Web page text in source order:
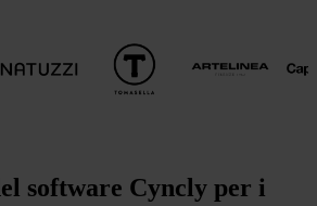
software Cyncly per i